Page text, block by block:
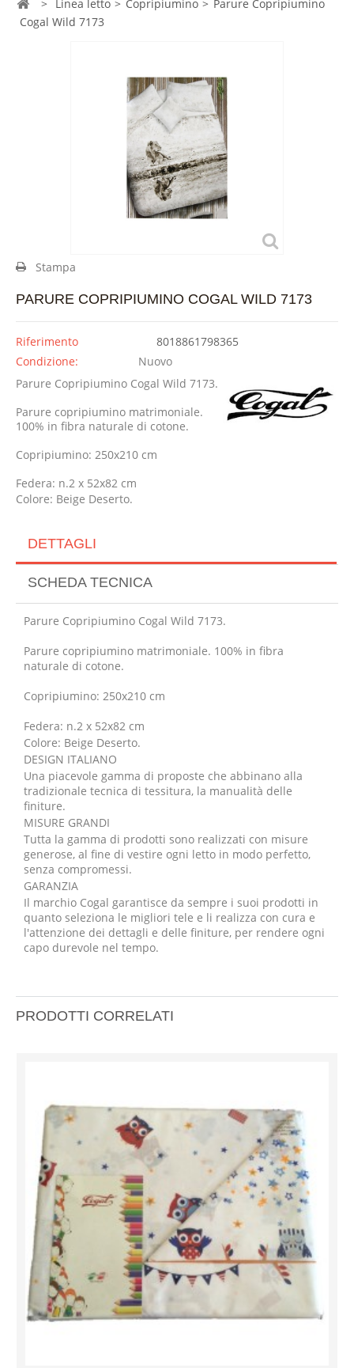
> Linea letto > Copripiumino > Parure Copripiumino
Cogal Wild 7173
Stampa
PARURE COPRIPIUMINO COGAL WILD 7173
Riferimento
8018861798365
Condizione:
Nuovo
Parure Copripiumino Cogal Wild 7173.
Parure copripiumino matrimoniale.
100% in fibra naturale di cotone.
Copripiumino: 250x210 cm
Federa: n.2 x 52x82 cm
Colore: Beige Deserto.
DETTAGLI
SCHEDA TECNICA
Parure Copripiumino Cogal Wild 7173.
Parure copripiumino matrimoniale. 100% in fibra
naturale di cotone.
Copripiumino: 250x210 cm
Federa: n.2 x 52x82 cm
Colore: Beige Deserto.
DESIGN ITALIANO
Una piacevole gamma di proposte che abbinano alla
tradizionale tecnica di tessitura, la manualità delle
finiture.
MISURE GRANDI
Tutta la gamma di prodotti sono realizzati con misure
generose, al fine di vestire ogni letto in modo perfetto,
senza compromessi.
GARANZIA
Il marchio Cogal garantisce da sempre i suoi prodotti in
quanto seleziona le migliori tele e li realizza con cura e
l'attenzione dei dettagli e delle finiture, per rendere ogni
capo durevole nel tempo.
PRODOTTI CORRELATI